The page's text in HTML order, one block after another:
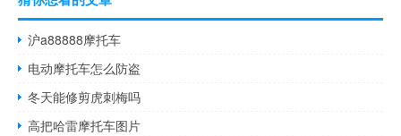
沪a88888摩托车
电动摩托车怎么防盗
冬天能修剪虎刺梅吗
高把哈雷摩托车图片